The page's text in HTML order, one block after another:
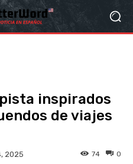
inspirados
de viajes
2025 0
74